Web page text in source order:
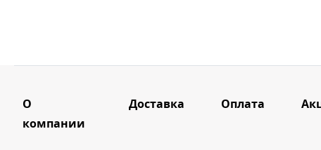
О
компании
Доставка Оплата